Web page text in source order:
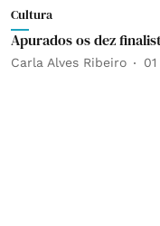
Cultura
Apurados os dez
Carla Alves Ribeiro